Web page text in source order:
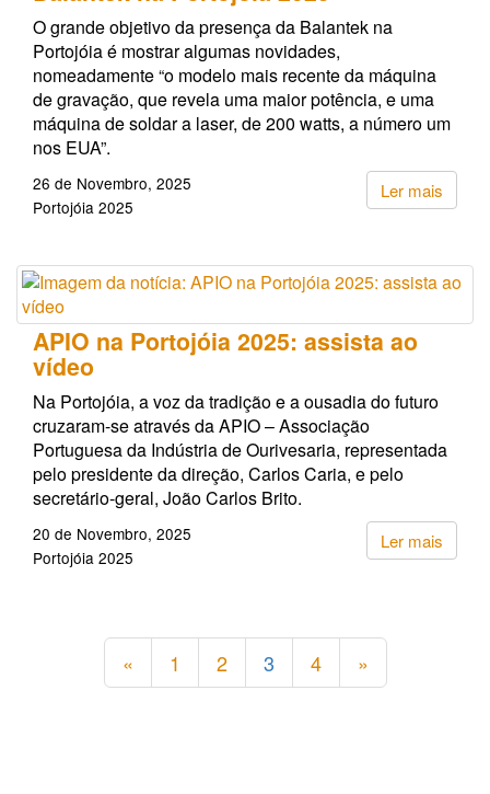
O grande objetivo da presença da Balantek na
Portojóia é mostrar algumas novidades,
nomeadamente “o modelo mais recente da máquina
de gravação, que revela uma maior potência, e uma
máquina de soldar a laser, de 200 watts, a número um
nos EUA”.
Ler mais
26 de Novembro, 2025
Portojóia 2025
APIO na Portojóia 2025: assista ao
vídeo
Na Portojóia, a voz da tradição e a ousadia do futuro
cruzaram-se através da APIO – Associação
Portuguesa da Indústria de Ourivesaria, representada
pelo presidente da direção, Carlos Caria, e pelo
secretário-geral, João Carlos Brito.
Ler mais
20 de Novembro, 2025
Portojóia 2025
« 1 2 3 4 »